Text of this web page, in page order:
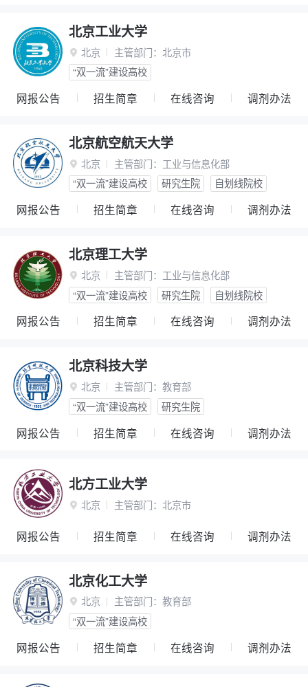
北京工业大学
 北京 主管部门： 北京市
“双一流”建设高校
网报公告 招生简章 在线咨询 调剂办法
北京航空航天大学
 北京 主管部门： 工业与信息化部
“双一流”建设高校
研究生院 自划线院校
网报公告 招生简章 在线咨询 调剂办法
北京理工大学
 北京 主管部门： 工业与信息化部
“双一流”建设高校
研究生院 自划线院校
网报公告 招生简章 在线咨询 调剂办法
北京科技大学
 北京 主管部门： 教育部
“双一流”建设高校
研究生院
网报公告 招生简章 在线咨询 调剂办法
北方工业大学
 北京 主管部门： 北京市
网报公告 招生简章 在线咨询 调剂办法
北京化工大学
 北京 主管部门： 教育部
“双一流”建设高校
网报公告 招生简章 在线咨询 调剂办法